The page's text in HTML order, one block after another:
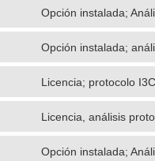
Opción instalada;
Opción instalada;
Licencia; protocolo I3C
Licencia, análisis
Opción instalada;